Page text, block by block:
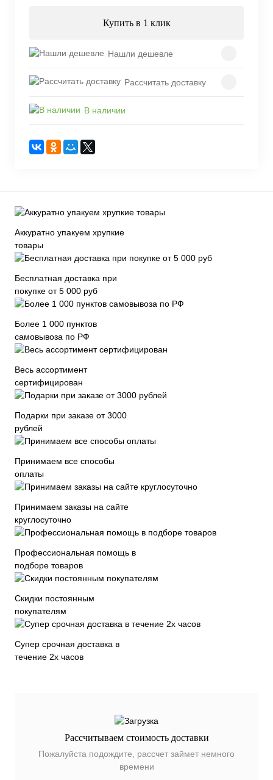
Купить в 1 клик
Нашли дешевле
Рассчитать доставку
В наличии
Аккуратно упакуем хрупкие
товары
Бесплатная доставка при
покупке от 5 000 руб
Более 1 000 пунктов
самовывоза по РФ
Весь ассортимент
сертифицирован
Подарки при заказе от 3000
рублей
Принимаем все способы
оплаты
Принимаем заказы на сайте
круглосуточно
Профессиональная помощь в
подборе товаров
Скидки постоянным
покупателям
Супер срочная доставка в
течение 2х часов
Рассчитываем стоимость доставки
Пожалуйста подождите, рассчет займет немного
времени